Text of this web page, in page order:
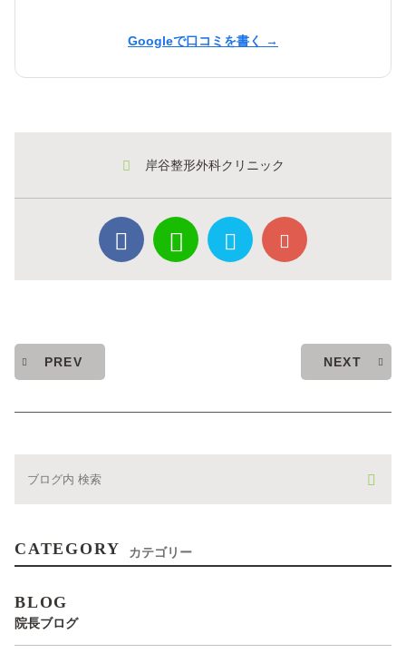
Googleで口コミを書く →
岸谷整形外科クリニック
PREV NEXT
CATEGORY カテゴリー
BLOG
院長ブログ